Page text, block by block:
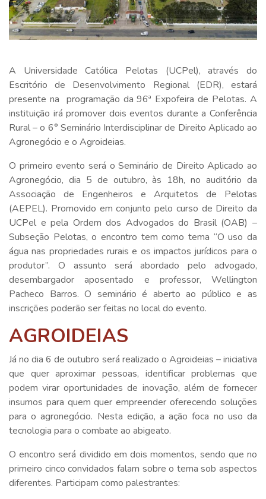
A Universidade Católica Pelotas (UCPel), através do
Escritório de Desenvolvimento Regional (EDR), estará
presente na programação da 96ª Expofeira de Pelotas. A
instituição irá promover dois eventos durante a Conferência
Rural – o 6° Seminário Interdisciplinar de Direito Aplicado ao
Agronegócio e o Agroideias.
O primeiro evento será o Seminário de Direito Aplicado ao
Agronegócio, dia 5 de outubro, às 18h, no auditório da
Associação de Engenheiros e Arquitetos de Pelotas
(AEPEL). Promovido em conjunto pelo curso de Direito da
UCPel e pela Ordem dos Advogados do Brasil (OAB) –
Subseção Pelotas, o encontro tem como tema “O uso da
água nas propriedades rurais e os impactos jurídicos para o
produtor”. O assunto será abordado pelo advogado,
desembargador aposentado e professor, Wellington
Pacheco Barros. O seminário é aberto ao público e as
inscrições poderão ser feitas no local do evento.
AGROIDEIAS
Já no dia 6 de outubro será realizado o Agroideias – iniciativa
que quer aproximar pessoas, identificar problemas que
podem virar oportunidades de inovação, além de fornecer
insumos para quem quer empreender oferecendo soluções
para o agronegócio. Nesta edição, a ação foca no uso da
tecnologia para o combate ao abigeato.
O encontro será dividido em dois momentos, sendo que no
primeiro cinco convidados falam sobre o tema sob aspectos
diferentes. Participam como palestrantes: